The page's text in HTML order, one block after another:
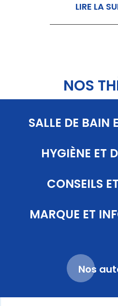
LIRE LA
NOS
SALLE DE BAIN
HYGIÈNE ET
CONSEILS
MARQUE ET
Nos